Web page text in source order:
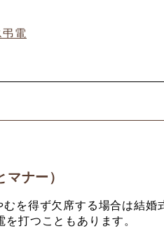
電
ナー）
を得ず欠席する場合は結婚
打つこともあります。